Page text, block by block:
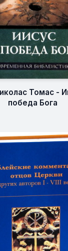
Томас -
победа Бога